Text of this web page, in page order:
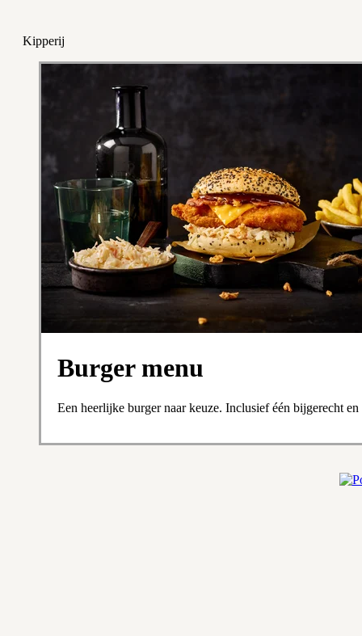
Kipperij
Burger menu
Een heerlijke burger naar keuze. Inclusief één bijgerecht